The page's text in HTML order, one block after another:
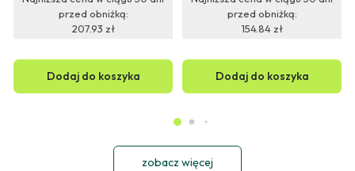
przed obniżką:
207.93 zł
Dodaj do koszyka
przed obniżką:
154.84 zł
Dodaj do koszyka
zobacz więcej